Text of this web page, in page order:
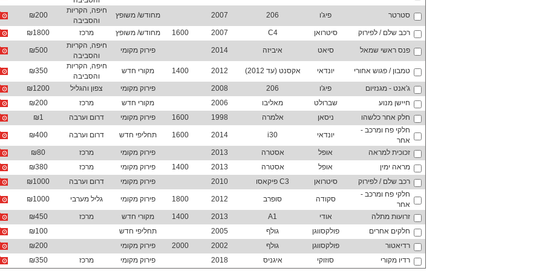
סטרטר פיג'ו 206
2007 מחודש/ משופץ
חיפה, הקריות
והסביבה
₪200
רכב שלם / לפירוק
סיטרואן C4
2007
1600 מחודש/ משופץ מרכז ₪1800
פנס ראשי שמאל
סיאט איביזה 2014 פירוק מקומי
חיפה, הקריות
והסביבה
₪500
טמבון / פגוש אחורי יונדאי אקסנט (עד 2012) 2012
1400 מקורי חדש
חיפה, הקריות
והסביבה
₪350
ג'אנט - מגנזיום
פיג'ו 206
2008 פירוק מקומי צפון והגליל ₪1200
חיישן מנוע
שברולט מאליבו 2006 מקורי חדש מרכז ₪200
חלק אחר כלשהו
ניסאן אלמרה 1998
1600 פירוק מקומי דרום וערבה ₪1
חלקי פח ומרכב -
אחר
יונדאי i30
2014
1600 תחליפי חדש דרום וערבה ₪400
זכוכית למראה
אופל אסטרה 2013 פירוק מקומי מרכז ₪80
מראה ימין
אופל אסטרה 2013
1400 פירוק מקומי מרכז ₪380
רכב שלם / לפירוק
סיטרואן C3 פיקאסו 2010 פירוק מקומי דרום וערבה ₪1000
חלקי פח ומרכב -
אחר
סקודה סופרב 2012
1800 פירוק מקומי גליל מערבי ₪1000
זרועות מתלה
אודי A1
2013
1400 מקורי חדש מרכז ₪450
חלקים אחרים
פולקסווגן גולף 2005 תחליפי חדש ₪100
רדיאטור
פולקסווגן גולף 2002
2000 פירוק מקומי ₪200
רדיו מקורי
סוזוקי איגניס 2018 פירוק מקומי מרכז ₪350
למה